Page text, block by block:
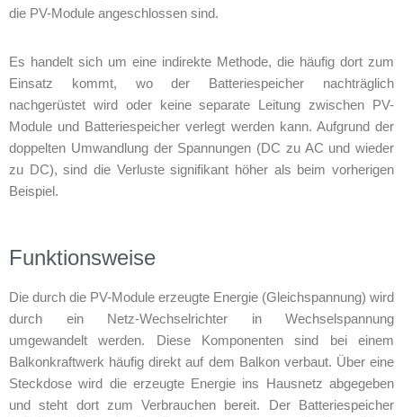
die PV-Module angeschlossen sind.
Es handelt sich um eine indirekte Methode, die häufig dort zum
Einsatz kommt, wo der Batteriespeicher nachträglich
nachgerüstet wird oder keine separate Leitung zwischen PV-
Module und Batteriespeicher verlegt werden kann. Aufgrund der
doppelten Umwandlung der Spannungen (DC zu AC und wieder
zu DC), sind die Verluste signifikant höher als beim vorherigen
Beispiel.
Funktionsweise
Die durch die PV-Module erzeugte Energie (Gleichspannung) wird
durch ein Netz-Wechselrichter in Wechselspannung
umgewandelt werden. Diese Komponenten sind bei einem
Balkonkraftwerk häufig direkt auf dem Balkon verbaut. Über eine
Steckdose wird die erzeugte Energie ins Hausnetz abgegeben
und steht dort zum Verbrauchen bereit. Der Batteriespeicher